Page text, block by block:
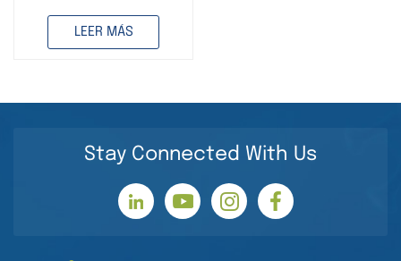
ml, aptas para Bio-
Rad
LEER MÁS
Stay Connected With Us